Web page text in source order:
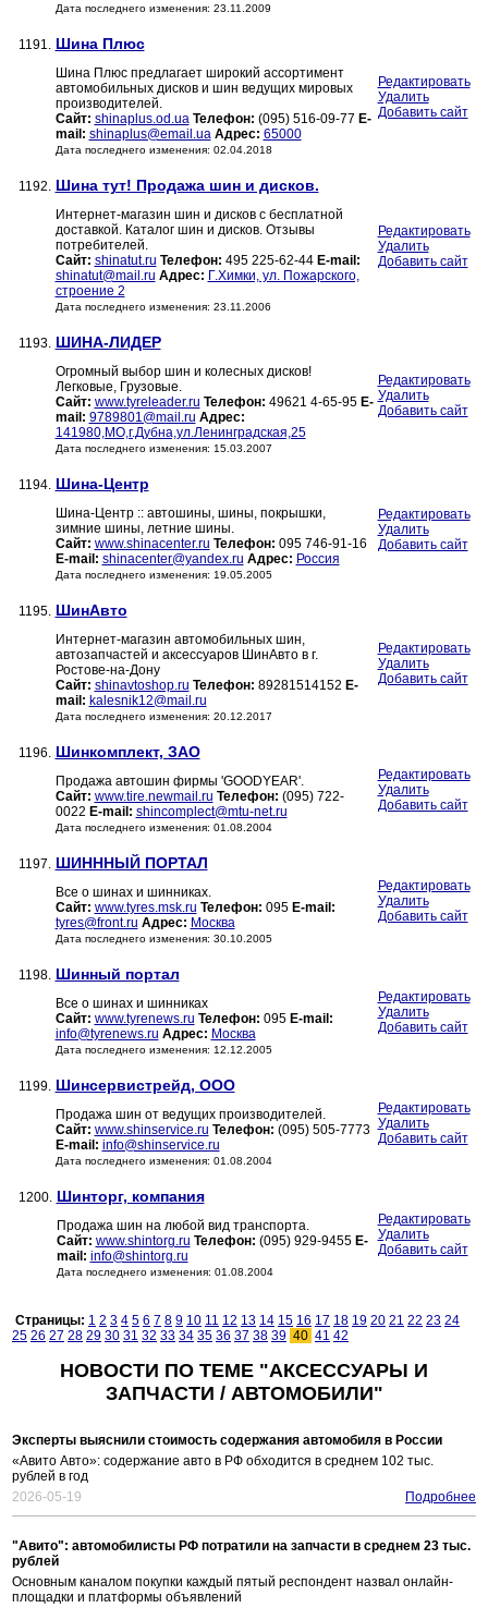
Дата последнего изменения: 23.11.2009
1191. Шина Плюс
Шина Плюс предлагает широкий ассортимент
автомобильных дисков и шин ведущих мировых
производителей.
Сайт: shinaplus.od.ua Телефон: (095) 516-09-77 E-
mail: shinaplus@email.ua Адрес: 65000
Дата последнего изменения: 02.04.2018
Редактировать
Удалить
Добавить сайт
1192. Шина тут! Продажа шин и дисков.
Интернет-магазин шин и дисков с бесплатной
доставкой. Каталог шин и дисков. Отзывы
потребителей.
Сайт: shinatut.ru Телефон: 495 225-62-44 E-mail:
shinatut@mail.ru Адрес: Г.Химки, ул. Пожарского,
строение 2
Дата последнего изменения: 23.11.2006
Редактировать
Удалить
Добавить сайт
1193. ШИНА-ЛИДЕР
Огромный выбор шин и колесных дисков!
Легковые, Грузовые.
Сайт: www.tyreleader.ru Телефон: 49621 4-65-95 E-
mail: 9789801@mail.ru Адрес:
141980,МО,г.Дубна,ул.Ленинградская,25
Дата последнего изменения: 15.03.2007
Редактировать
Удалить
Добавить сайт
1194. Шина-Центр
Шина-Центр :: автошины, шины, покрышки,
зимние шины, летние шины.
Сайт: www.shinacenter.ru Телефон: 095 746-91-16
E-mail: shinacenter@yandex.ru Адрес: Россия
Дата последнего изменения: 19.05.2005
Редактировать
Удалить
Добавить сайт
1195. ШинАвто
Интернет-магазин автомобильных шин,
автозапчастей и аксессуаров ШинАвто в г.
Ростове-на-Дону
Сайт: shinavtoshop.ru Телефон: 89281514152 E-
mail: kalesnik12@mail.ru
Дата последнего изменения: 20.12.2017
Редактировать
Удалить
Добавить сайт
1196. Шинкомплект, ЗАО
Продажа автошин фирмы 'GOODYEAR'.
Сайт: www.tire.newmail.ru Телефон: (095) 722-
0022 E-mail: shincomplect@mtu-net.ru
Дата последнего изменения: 01.08.2004
Редактировать
Удалить
Добавить сайт
1197. ШИНННЫЙ ПОРТАЛ
Все о шинах и шинниках.
Сайт: www.tyres.msk.ru Телефон: 095 E-mail:
tyres@front.ru Адрес: Москва
Дата последнего изменения: 30.10.2005
Редактировать
Удалить
Добавить сайт
1198. Шинный портал
Все о шинах и шинниках
Сайт: www.tyrenews.ru Телефон: 095 E-mail:
info@tyrenews.ru Адрес: Москва
Дата последнего изменения: 12.12.2005
Редактировать
Удалить
Добавить сайт
1199. Шинсервистрейд, ООО
Продажа шин от ведущих производителей.
Сайт: www.shinservice.ru Телефон: (095) 505-7773
E-mail: info@shinservice.ru
Дата последнего изменения: 01.08.2004
Редактировать
Удалить
Добавить сайт
1200. Шинторг, компания
Продажа шин на любой вид транспорта.
Сайт: www.shintorg.ru Телефон: (095) 929-9455 E-
mail: info@shintorg.ru
Дата последнего изменения: 01.08.2004
Редактировать
Удалить
Добавить сайт
Страницы: 1 2 3 4 5 6 7 8 9 10 11 12 13 14 15 16 17 18 19 20 21 22 23 24
25 26 27 28 29 30 31 32 33 34 35 36 37 38 39 40 41 42
НОВОСТИ ПО ТЕМЕ "АКСЕССУАРЫ И
ЗАПЧАСТИ / АВТОМОБИЛИ"
Эксперты выяснили стоимость содержания автомобиля в России
«Авито Авто»: содержание авто в РФ обходится в среднем 102 тыс.
рублей в год
2026-05-19
Подробнее
"Авито": автомобилисты РФ потратили на запчасти в среднем 23 тыс.
рублей
Основным каналом покупки каждый пятый респондент назвал онлайн-
площадки и платформы объявлений